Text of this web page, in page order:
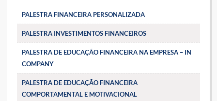
PALESTRA FINANCEIRA PERSONALIZADA
PALESTRA INVESTIMENTOS FINANCEIROS
PALESTRA DE EDUCAÇÃO FINANCEIRA NA EMPRESA – IN
COMPANY
PALESTRA DE EDUCAÇÃO FINANCEIRA
COMPORTAMENTAL E MOTIVACIONAL